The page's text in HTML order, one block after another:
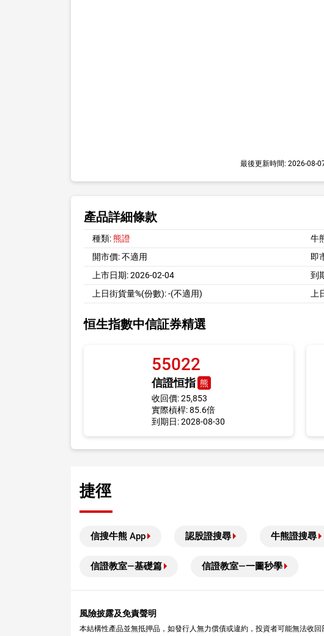
最後更新時間: 2026-08-
產品詳細條款
種類:熊證 牛
開市價:不適用 即
上市日期:2026-02-04 到
上日街貨量%(份數):-(不適用) 上
恒生指數中信証券精選
55022
信證恒指 熊
收回價: 25,853
實際槓桿: 85.6倍
到期日: 2028-08-30
捷徑
信搜牛熊 App 認股證搜尋 牛熊證搜尋
信證教室—基礎篇 信證教室—一圖秒學
風險披露及免責聲明
本結構性產品並無抵押品，如發行人無力償債或違約，投資者可能無法收回